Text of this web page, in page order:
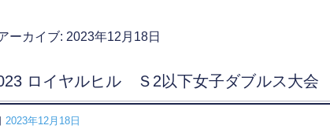
ーカイブ: 2023年12月18日
ロイヤルヒル Ｓ2以下女子ダブルス大会
2023年12月18日